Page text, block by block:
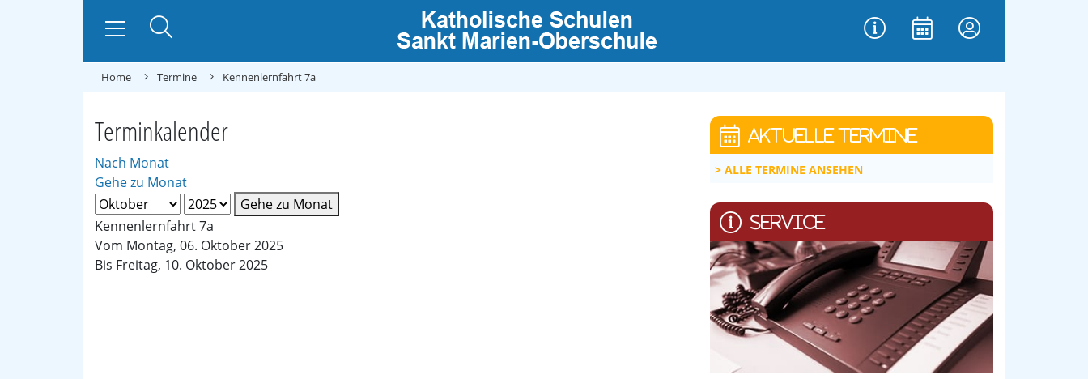
Home Termine Kennenlernfahrt 7a
Terminkalender
Nach Monat
Gehe zu Monat
Gehe zu Monat
Kennenlernfahrt 7a
Vom Montag, 06. Oktober 2025
Bis Freitag, 10. Oktober 2025
AKTUELLE TERMINE
ALLE TERMINE ANSEHEN
SERVICE